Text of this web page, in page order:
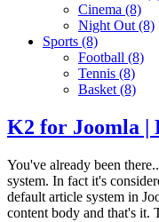
Cinema (8)
Night Out(8)
Sports (8)
Football (8)
Tennis (8)
Basket(8)
K2 for Joomla |
You've already been
system. In fact it's
default article system in
content body and that's it.